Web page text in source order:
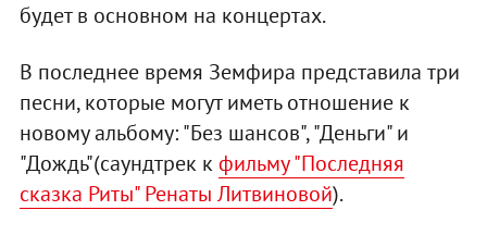
будет в основном на концертах.
В последнее время Земфира представила три
песни, которые могут иметь отношение к
новому альбому: "Без шансов", "Деньги" и
"Дождь"(саундтрек к фильму "Последняя
сказка Риты" Ренаты Литвиновой).